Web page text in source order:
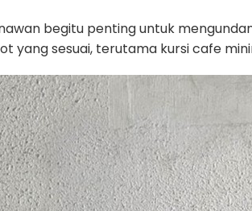
begitu penting untuk
sesuai, terutama kursi cafe